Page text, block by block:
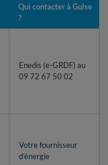
Qui contacter à Guise
?
Enedis (e-GRDF) au
09 72 67 50 02
Votre fournisseur
d’énergie